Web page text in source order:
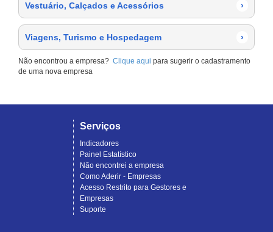
Vestuário, Calçados e Acessórios ›
Viagens, Turismo e Hospedagem ›
Não encontrou a empresa? Clique aqui para sugerir o cadastramento
de uma nova empresa
Serviços
Indicadores
Painel Estatístico
Não encontrei a empresa
Como Aderir - Empresas
Acesso Restrito para Gestores e
Empresas
Suporte